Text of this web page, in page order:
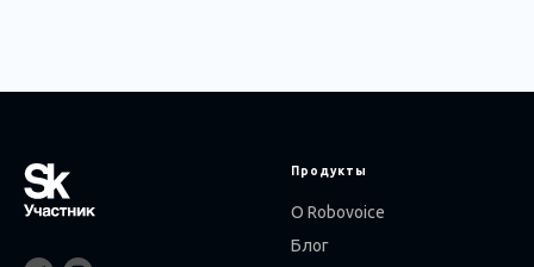
Продукты
О Robovoice
Блог